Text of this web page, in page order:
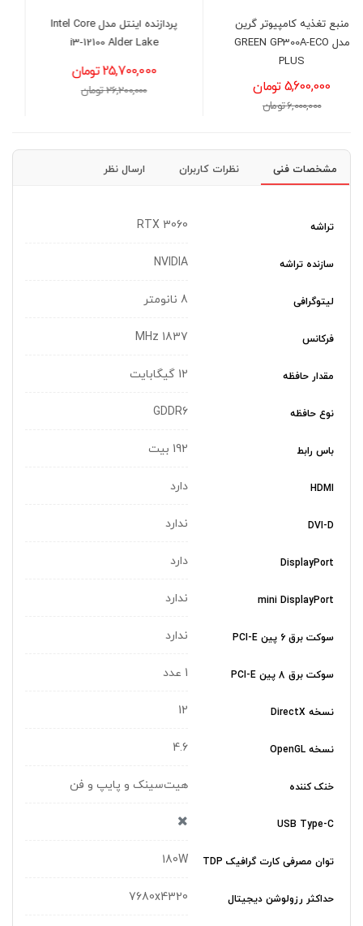
i3-12100 Alder Lake
26,200,000 تومان
منبع تغذیه کامپیوتر
23,600,000 تومان
مشخصات فنی نظرات کاربران ارسال نظر
تراشه RTX 3060
سازنده تراشه NVIDIA
لیتوگرافی 8 نانومتر
فرکانس 1837 MHz
مقدار حافظه 12 گیگابایت
نوع حافظه GDDR6
باس رابط 192 بیت
HDMI دارد
DVI-D ندارد
DisplayPort دارد
mini DisplayPort ندارد
سوکت برق 6 پین PCI-E ندارد
سوکت برق 8 پین PCI-E 1 عدد
نسخه DirectX 12
نسخه OpenGL 4.6
خنک‌ کننده هیت‌سینک و پایپ و فن
USB Type-C
توان مصرفی کارت گرافیک TDP 180W
حداکثر رزولوشن دیجیتال 7680x4320